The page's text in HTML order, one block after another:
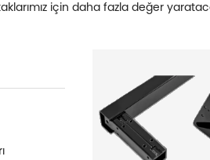
için daha fazla değer